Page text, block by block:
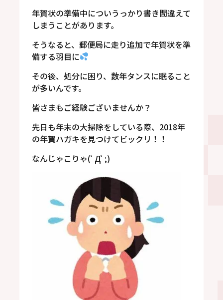
年賀状の準備中についうっかり書き間違えて
しまうことがあります。
そうなると、郵便局に走り追加で年賀状を準
備する羽目に
その後、処分に困り、数年タンスに眠ること
が多いんです。
皆さまもご経験ございませんか？
先日も年末の大掃除をしている際、2018年
の年賀ハガキを見つけてビックリ！！
なんじゃこりゃ(ﾟДﾟ;)